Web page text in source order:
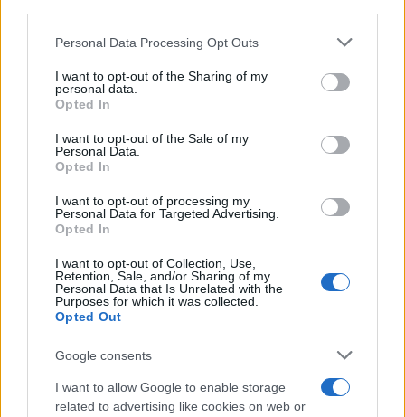
Please note that this website/app uses one or more Google
not limited to your visit or usage behaviour. You may click to
grant or deny consent to Google and its third-party tags to
use your data for below specified purposes in below Google
consent section.
Personal Data Processing Opt Outs
I want to opt-out of the Sharing of my
personal data.
Opted In
I want to opt-out of the Sale of my
Personal Data.
Opted In
I want to opt-out of processing my
Personal Data for Targeted Advertising.
Opted In
I want to opt-out of Collection, Use,
Retention, Sale, and/or Sharing of my
Personal Data that Is Unrelated with the
Purposes for which it was collected.
Opted Out
Google consents
I want to allow Google to enable storage
related to advertising like cookies on web or
Országos hírek
Miért éri meg Afrikában utat építeni?
Minden, amit a GED Afrika projektről
Országos hírek
Túlfogyasztás napja - július 30-ra
felhasználta az emberiség a Föld egész
Aktuális
Open Orfű: mozgás, zene, közösség